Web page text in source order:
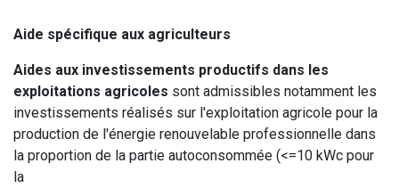
Aide spécifique aux agriculteurs
Aides aux investissements productifs dans les
exploitations agricoles sont admissibles notamment les
investissements réalisés sur l'exploitation agricole pour la
production de l'énergie renouvelable professionnelle dans
la proportion de la partie autoconsommée (<=10 kWc pour
la